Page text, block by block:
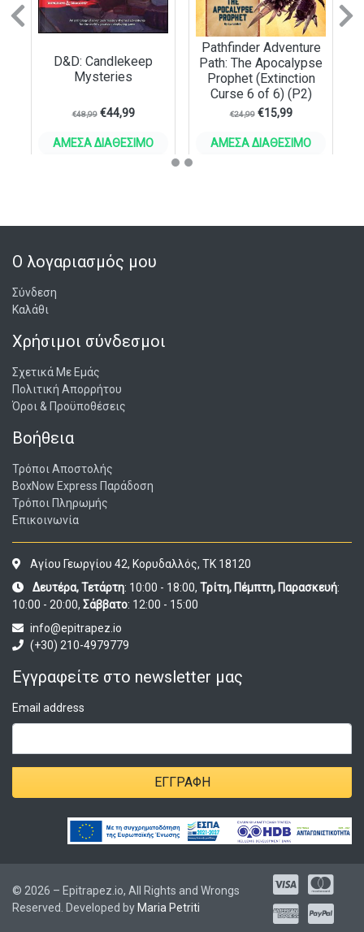
D&D: Candlekeep
Mysteries
€48,99 €44,99
ΆΜΕΣΑ ΔΙΑΘΈΣΙΜΟ
Pathfinder Adventure
Path: The Apocalypse
Prophet (Extinction
Curse 6 of 6) (P2)
€24,99 €15,99
ΆΜΕΣΑ ΔΙΑΘΈΣΙΜΟ
Previous
Ο λογαριασμός μου
Σύνδεση
Καλάθι
Χρήσιμοι σύνδεσμοι
Σχετικά Με Εμάς
Πολιτική Απορρήτου
Όροι & Προϋποθέσεις
Βοήθεια
Τρόποι Αποστολής
BoxNow Express Παράδοση
Τρόποι Πληρωμής
Επικοινωνία
Αγίου Γεωργίου 42, Κορυδαλλός, ΤΚ 18120
Δευτέρα, Τετάρτη: 10:00 - 18:00, Τρίτη, Πέμπτη, Παρασκευή:
10:00 - 20:00, Σάββατο: 12:00 - 15:00
info@epitrapez.io
(+30) 210-4979779
Εγγραφείτε στο newsletter μας
Email address
ΕΓΓΡΑΦΉ
© 2026 – Epitrapez.io, All Rights and Wrongs
Reserved. Developed by Maria Petriti